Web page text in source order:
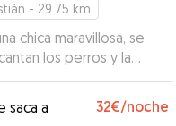
- 29.75 km
chica maravillosa, se
los perros y la
puntual y amable.
ha estado muy a
para repetir :)”
saca a
32€/noche